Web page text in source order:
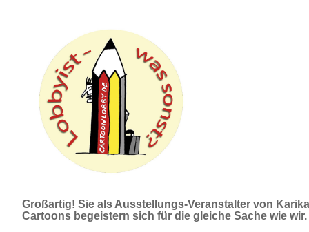
Großartig! Sie als Ausstellungs-Veranstalter von
Cartoons begeistern sich für die gleiche Sache wie wir.